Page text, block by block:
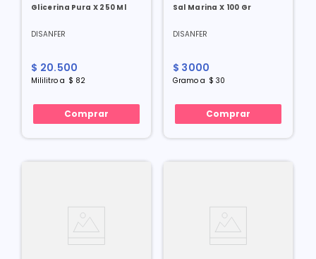
Glicerina Pura X 250 Ml
DISANFER
$ 20.500
Mililitro a $ 82
Comprar
Sal Marina X 100 Gr
DISANFER
$ 3000
Gramoa $ 30
Comprar